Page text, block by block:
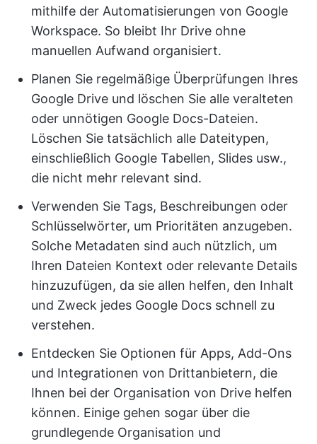
mithilfe der Automatisierungen von Google
Workspace. So bleibt Ihr Drive ohne
manuellen Aufwand organisiert.
Planen Sie regelmäßige Überprüfungen Ihres
Google Drive und löschen Sie alle veralteten
oder unnötigen Google Docs-Dateien.
Löschen Sie tatsächlich alle Dateitypen,
einschließlich Google Tabellen, Slides usw.,
die nicht mehr relevant sind.
Verwenden Sie Tags, Beschreibungen oder
Schlüsselwörter, um Prioritäten anzugeben.
Solche Metadaten sind auch nützlich, um
Ihren Dateien Kontext oder relevante Details
hinzuzufügen, da sie allen helfen, den Inhalt
und Zweck jedes Google Docs schnell zu
verstehen.
Entdecken Sie Optionen für Apps, Add-Ons
und Integrationen von Drittanbietern, die
Ihnen bei der Organisation von Drive helfen
können. Einige gehen sogar über die
grundlegende Organisation und